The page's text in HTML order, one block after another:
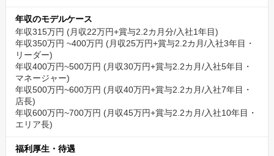
年収のモデルケース
年収315万円 (月収22万円+賞与2.2カ月分/入社1年目)
年収350万円 ~400万円 (月収25万円+賞与2.2カ月/入社3年目・
リーダー)
年収400万円~500万円 (月収30万円+賞与2.2カ月/入社5年目・
マネージャー)
年収500万円~600万円 (月収40万円+賞与2.2カ月/入社7年目・
店長)
年収600万円~700万円 (月収45万円+賞与2.2カ月/入社10年目・
エリア長)
福利厚生・待遇